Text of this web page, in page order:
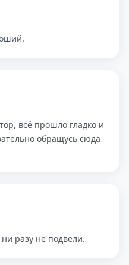
всё прошло гладко и
обращусь сюда
разу не подвели.